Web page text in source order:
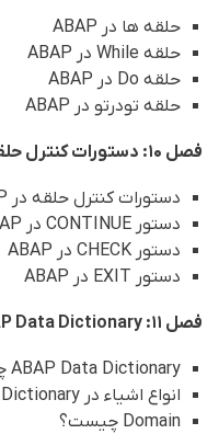
حلقه ها در ABAP
حلقه While در ABAP
حلقه Do در ABAP
حلقه تودرتو در ABAP
فصل 10: دستورات کنترل حلقه در ABAP
دستورات کنترل حلقه در ABAP
دستور CONTINUE در ABAP
دستور CHECK در ABAP
دستور EXIT در ABAP
فصل 11: ABAP Data Dictionary
ABAP Data Dictionary چیست؟
انواع اشیاء در ABAP Data Dictionary
Domain چیست؟